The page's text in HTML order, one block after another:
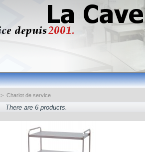
> Chariot de service
There are 6 products.